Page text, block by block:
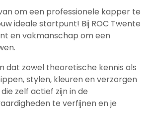
om een professionele kapper te
ideale startpunt! Bij ROC Twente
en vakmanschap om een
dat zowel theoretische kennis als
stylen, kleuren en verzorgen
zelf actief zijn in de
te verfijnen en je